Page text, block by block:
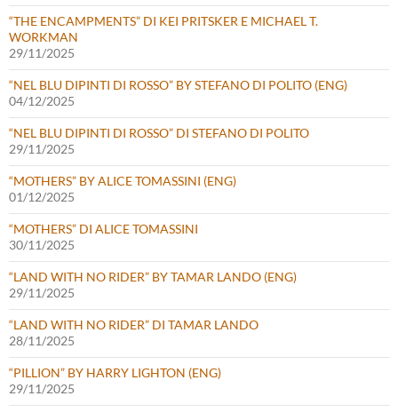
“THE ENCAMPMENTS” DI KEI PRITSKER E MICHAEL T.
WORKMAN
29/11/2025
“NEL BLU DIPINTI DI ROSSO” BY STEFANO DI POLITO (ENG)
04/12/2025
“NEL BLU DIPINTI DI ROSSO” DI STEFANO DI POLITO
29/11/2025
“MOTHERS” BY ALICE TOMASSINI (ENG)
01/12/2025
“MOTHERS” DI ALICE TOMASSINI
30/11/2025
“LAND WITH NO RIDER” BY TAMAR LANDO (ENG)
29/11/2025
“LAND WITH NO RIDER” DI TAMAR LANDO
28/11/2025
“PILLION” BY HARRY LIGHTON (ENG)
29/11/2025